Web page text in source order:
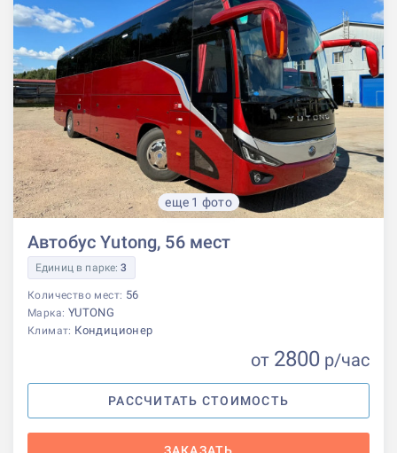
еще 1 фото
Автобус Yutong, 56 мест
Единиц в парке:3
Количество мест: 56
Марка: YUTONG
Климат: Кондиционер
от 2800 р/час
РАССЧИТАТЬ СТОИМОСТЬ